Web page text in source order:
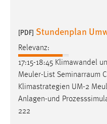
[PDF] Stundenplan
Relevanz:
17:15-18:45 Klimawandel
Meuler-List Seminarraum
Klimastrategien UM-2
Anlagen-und
222